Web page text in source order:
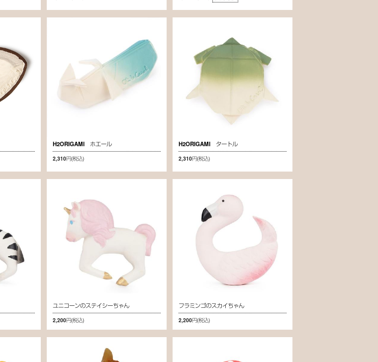
H2ORIGAMI ホエール
2,310円(税込)
H2ORIGAMI タートル
2,310円(税込)
ユニコーンのステイシーちゃん
2,200円(税込)
フラミンゴのスカイちゃん
2,200円(税込)